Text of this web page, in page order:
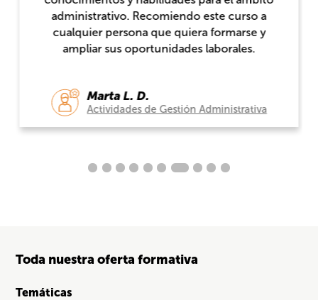
administrativo. Recomiendo este curso a
cualquier persona que quiera formarse y
ampliar sus oportunidades laborales.
Marta L. D.
Actividades de Gestión Administrativa
Toda nuestra oferta formativa
Temáticas